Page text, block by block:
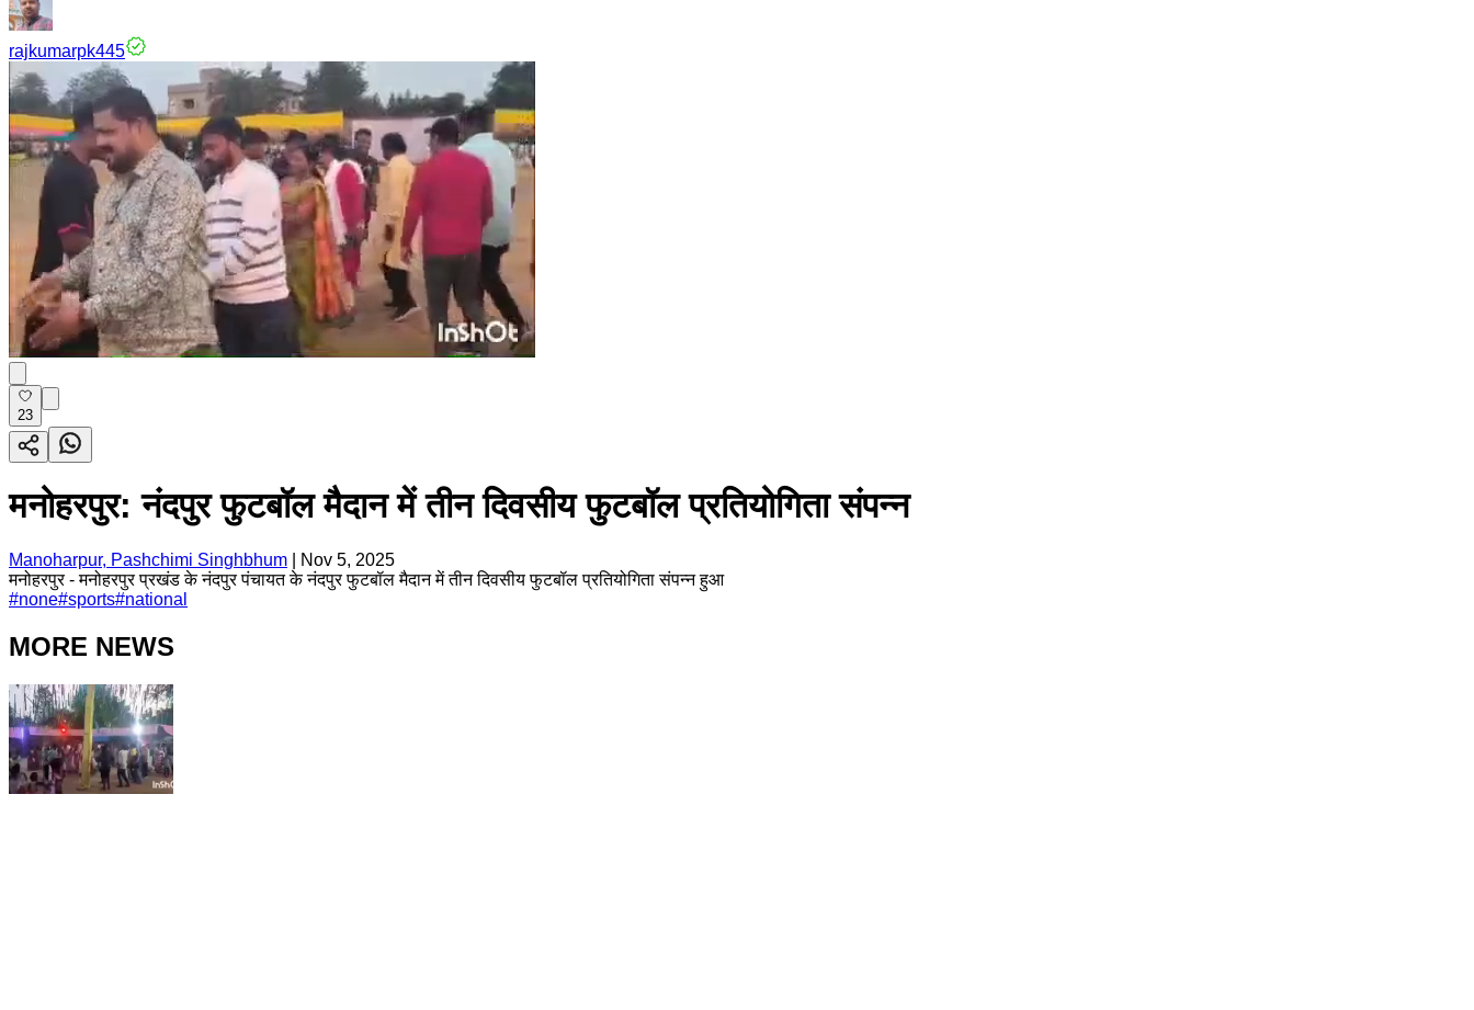
rajkumarpk445
23
मनोहरपुर: नंदपुर फुटबॉल मैदान में तीन दिवसीय फुटबॉल प्रतियोगिता संपन्न
Manoharpur, Pashchimi Singhbhum
Nov 5, 2025
मनोहरपुर - मनोहरपुर प्रखंड के नंदपुर पंचायत के नंदपुर फुटबॉल मैदान में तीन दिवसीय फुटबॉल प्रतियोगिता संपन्न हुआ
#none#sports#national
MORE NEWS